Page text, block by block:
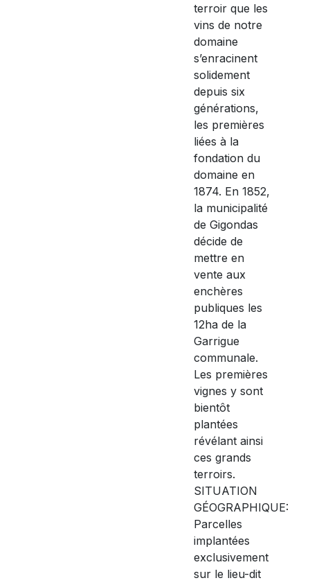
terroir que les
vins de notre
domaine
s’enracinent
solidement
depuis six
générations,
les premières
liées à la
fondation du
domaine en
1874. En 1852,
la municipalité
de Gigondas
décide de
mettre en
vente aux
enchères
publiques les
12ha de la
Garrigue
communale.
Les premières
vignes y sont
bientôt
plantées
révélant ainsi
ces grands
terroirs.
SITUATION
GÉOGRAPHIQUE:
Parcelles
implantées
exclusivement
sur le lieu-dit